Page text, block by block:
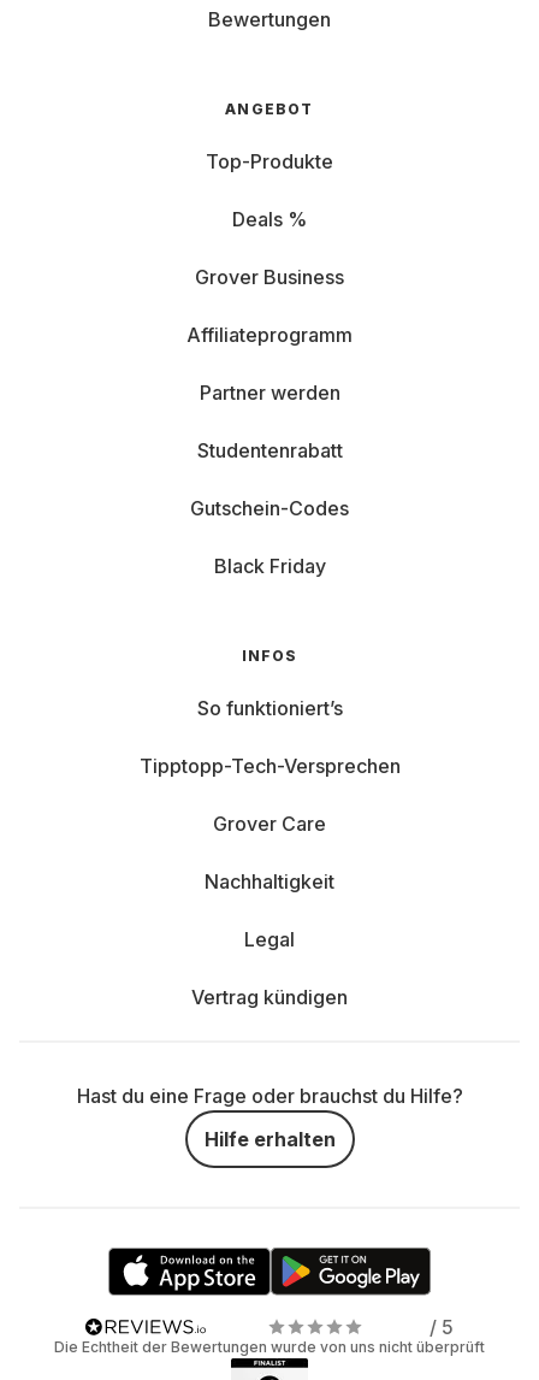
Bewertungen
ANGEBOT
Top-Produkte
Deals %
Grover Business
Affiliateprogramm
Partner werden
Studentenrabatt
Gutschein-Codes
Black Friday
INFOS
So funktioniert’s
Tipptopp-Tech-Versprechen
Grover Care
Nachhaltigkeit
Legal
Vertrag kündigen
Hast du eine Frage oder brauchst du Hilfe?
Hilfe erhalten
/ 5
Die Echtheit der Bewertungen wurde von uns nicht überprüft